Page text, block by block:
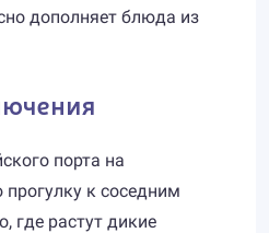
дополняет блюда из
порта на
к соседним
где растут дикие